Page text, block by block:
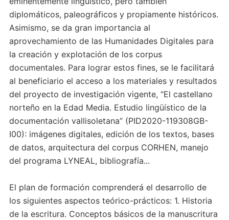
diplomáticos, paleográficos y propiamente históricos.
Asimismo, se da gran importancia al
aprovechamiento de las Humanidades Digitales para
la creación y explotación de los corpus
documentales. Para lograr estos fines, se le facilitará
al beneficiario el acceso a los materiales y resultados
del proyecto de investigación vigente, “El castellano
norteño en la Edad Media. Estudio lingüístico de la
documentación vallisoletana” (PID2020-119308GB-
I00): imágenes digitales, edición de los textos, bases
de datos, arquitectura del corpus CORHEN, manejo
del programa LYNEAL, bibliografía...
El plan de formación comprenderá el desarrollo de
los siguientes aspectos teórico-prácticos: 1. Historia
de la escritura. Conceptos básicos de la manuscritura